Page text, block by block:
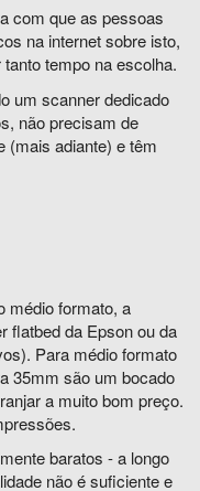
com que as pessoas
na internet sobre isto,
tempo na escolha.
um scanner dedicado
não precisam de
(mais adiante) e têm
médio formato, a
flatbed da Epson ou da
Para médio formato
35mm são um bocado
a muito bom preço.
baratos - a longo
não é suficiente e